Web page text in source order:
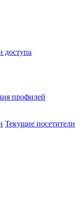
доступа
профилей
Текущие посетители